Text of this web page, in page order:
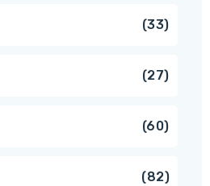
3333
2727
6060
8282